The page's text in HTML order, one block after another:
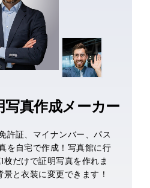
真作成メーカー
許証、マイナンバー、パス
を自宅で作成！写真館に行
枚だけで証明写真を作れま
と衣装に変更できます！